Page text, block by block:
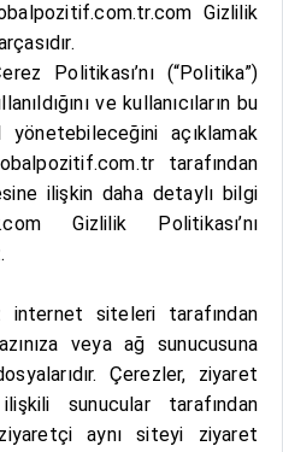
Gizlilik
Politikası’nı (“Politika”)
ve kullanıcıların bu
açıklamak
tarafından
ilişkin daha detaylı bilgi
Gizlilik Politikası’nı
internet siteleri tarafından
veya ağ sunucusuna
Çerezler, ziyaret
sunucular tarafından
aynı siteyi ziyaret